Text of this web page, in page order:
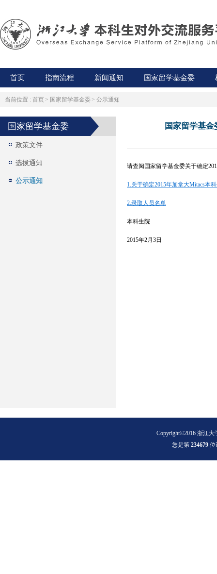
首页 指南流程 新闻通知 国家留学基金委
当前位置 : 首页 > 国家留学基金委 > 公示通知
国家留学基金委
政策文件
选拔通知
公示通知
国家留学基
请查阅国家留学基金委关于确定
1.关于确定2015年加拿大Mitacs本
2.录取人员名单
本科生院
2015年2月3日
Copyright©2016 浙江大
您是第234679 位